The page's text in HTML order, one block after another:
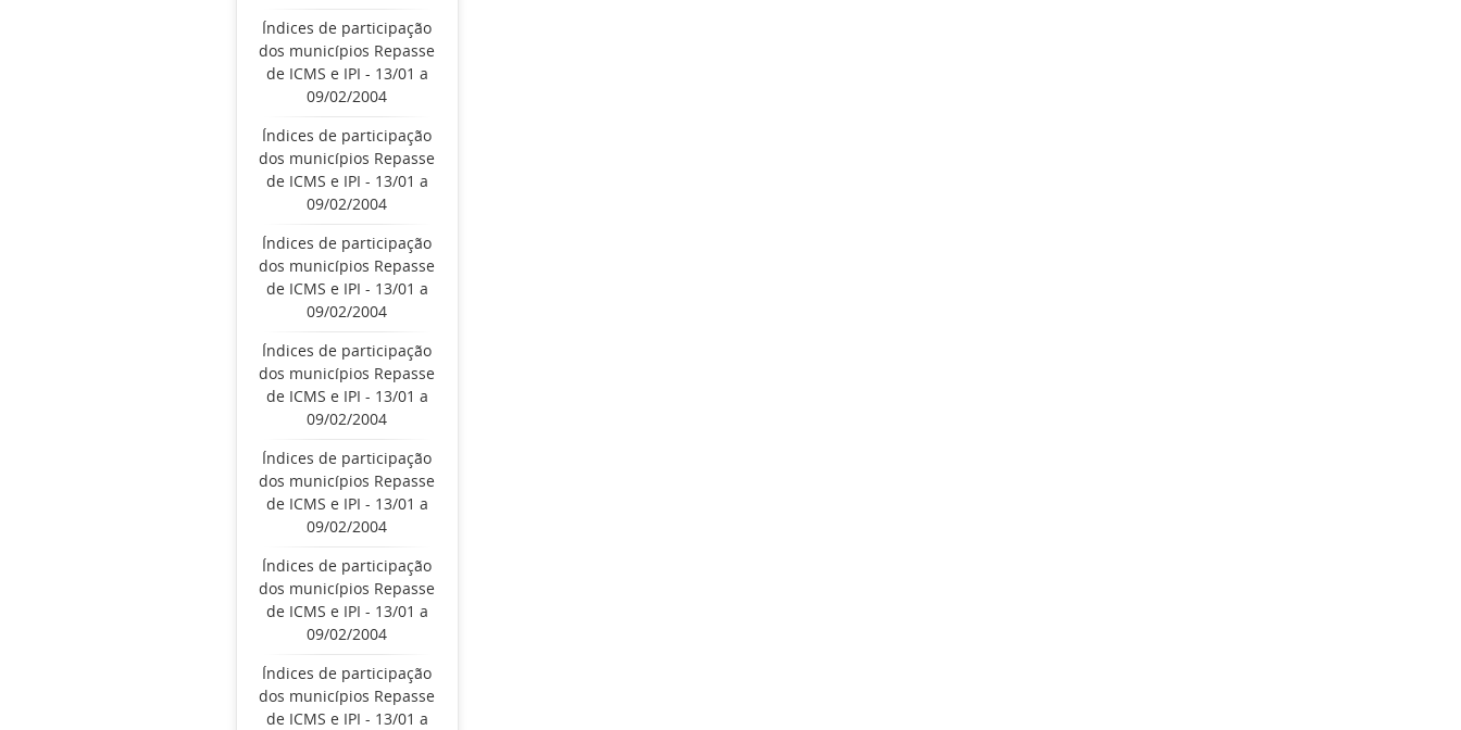
Índices de participação
dos municípios Repasse
de ICMS e IPI - 13/01 a
09/02/2004
Índices de participação
dos municípios Repasse
de ICMS e IPI - 13/01 a
09/02/2004
Índices de participação
dos municípios Repasse
de ICMS e IPI - 13/01 a
09/02/2004
Índices de participação
dos municípios Repasse
de ICMS e IPI - 13/01 a
09/02/2004
Índices de participação
dos municípios Repasse
de ICMS e IPI - 13/01 a
09/02/2004
Índices de participação
dos municípios Repasse
de ICMS e IPI - 13/01 a
09/02/2004
Índices de participação
dos municípios Repasse
de ICMS e IPI - 13/01 a